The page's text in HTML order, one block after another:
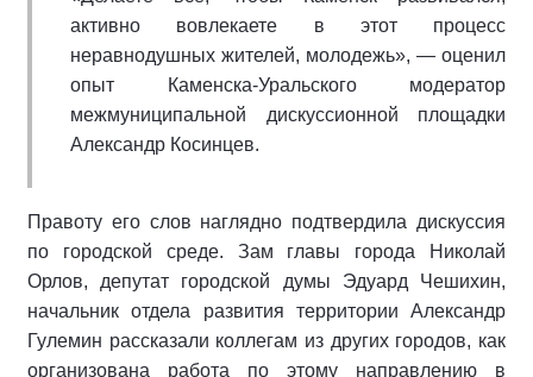
активно вовлекаете в этот процесс
неравнодушных жителей, молодежь», ― оценил
опыт Каменска-Уральского модератор
межмуниципальной дискуссионной площадки
Александр Косинцев.
Правоту его слов наглядно подтвердила дискуссия
по городской среде. Зам главы города Николай
Орлов, депутат городской думы Эдуард Чешихин,
начальник отдела развития территории Александр
Гулемин рассказали коллегам из других городов, как
организована работа по этому направлению в